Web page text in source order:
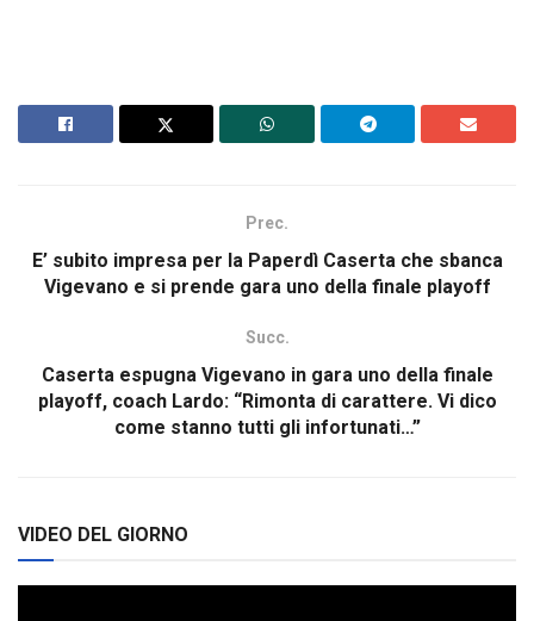
Prec.
E’ subito impresa per la Paperdì Caserta che sbanca
Vigevano e si prende gara uno della finale playoff
Succ.
Caserta espugna Vigevano in gara uno della finale
playoff, coach Lardo: “Rimonta di carattere. Vi dico
come stanno tutti gli infortunati…”
VIDEO DEL GIORNO